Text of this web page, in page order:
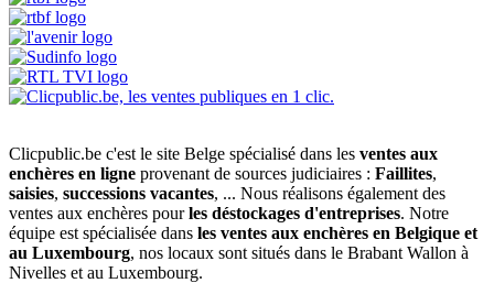
Clicpublic.be c'est le site Belge spécialisé dans les ventes aux
enchères en ligne provenant de sources judiciaires : Faillites,
saisies, successions vacantes, ... Nous réalisons également des
ventes aux enchères pourles déstockages d'entreprises. Notre
équipe est spécialisée dans les ventes aux enchères en Belgique et
au Luxembourg, nos locaux sont situés dans le Brabant Wallon à
Nivelles et au Luxembourg.